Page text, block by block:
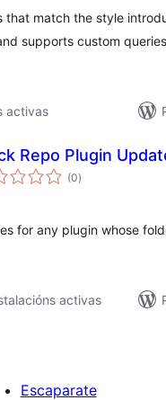
that match the style
supports custom
activas
Repo Plugin
(0valoracións
totais
)
for any plugin whose
activas
Escaparate